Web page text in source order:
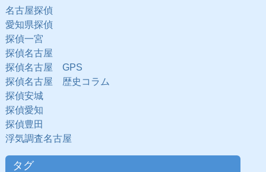
名古屋探偵
愛知県探偵
探偵一宮
探偵名古屋
探偵名古屋 GPS
探偵名古屋 歴史コラム
探偵安城
探偵愛知
探偵豊田
浮気調査名古屋
タグ